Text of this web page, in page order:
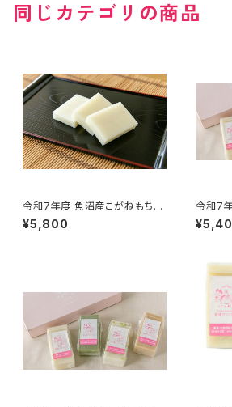
同じカテゴリの商品
令和7年度 魚沼産こがねもち
『杵つき餅 白餅 5パック入り』（1
パック９枚入り）
¥5,800
令和7
『杵つき餅 4種4パック入
ック９枚